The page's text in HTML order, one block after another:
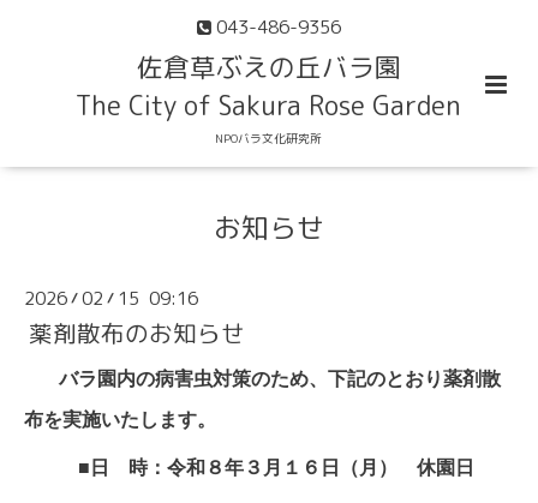
043-486-9356
佐倉草ぶえの丘バラ園
The City of Sakura Rose Garden
NPOバラ文化研究所
お知らせ
2026/02 / 15 09:16
薬剤散布のお知らせ
バラ 園内の病害虫対策のため、下記のとおり薬剤散
布を実施いたします。
■日 時：令和８年３月１６ 日（月） 休園日